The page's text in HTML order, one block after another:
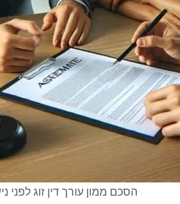
הסכם ממון עורך דין זוג לפני